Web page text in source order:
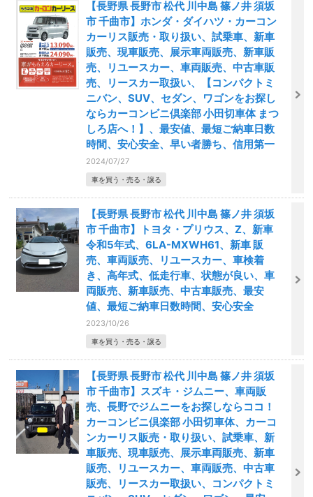
【長野県 長野市 松代 川中島 篠ノ井 須坂
市 千曲市】ホンダ・ダイハツ・カーコン
カーリス販売・取り扱い、試乗車、新車
販売、現車販売、展示車両販売、新車販
売、リユースカー、車両販売、中古車販
売、リースカー取扱い、【コンパクトミ
ニバン、SUV、セダン、ワゴンをお探し
ならカーコンビニ倶楽部 小田切車体 まつ
しろ店へ！】、最安値、最短ご納車日数
時間、安心安全、早い者勝ち、信用第一
2024/07/27
車を買う・売る・譲る
【長野県 長野市 松代 川中島 篠ノ井 須坂
市 千曲市】トヨタ・プリウス、Z、新車
令和5年式、6LA-MXWH61、新車 販
売、車両販売、リユースカー、車検着
き、高年式、低走行車、状態が良い、車
両販売、新車販売、中古車販売、最安
値、最短ご納車日数時間、安心安全
2023/10/26
車を買う・売る・譲る
【長野県 長野市 松代 川中島 篠ノ井 須坂
市 千曲市】スズキ・ジムニー、車両販
売、長野でジムニーをお探しならココ！
カーコンビニ倶楽部 小田切車体、カーコ
ンカーリス販売・取り扱い、試乗車、新
車販売、現車販売、展示車両販売、新車
販売、リユースカー、車両販売、中古車
販売、リースカー取扱い、コンパクトミ